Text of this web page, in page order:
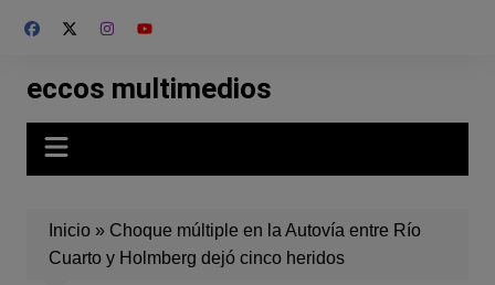
eccos multimedios
Inicio» Choque múltiple en la Autovía entre Río
Cuarto y Holmberg dejó cinco heridos